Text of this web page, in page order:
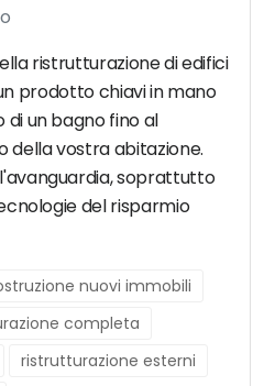
ristrutturazione di edifici
prodotto chiavi in mano
un bagno fino al
vostra abitazione.
soprattutto
del risparmio
nuovi immobili
completa
ristrutturazione esterni